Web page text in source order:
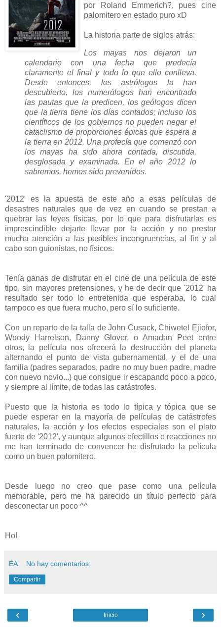
por Roland Emmerich?, pues cine
palomitero en estado puro xD
La historia parte de siglos atrás:
Los mayas nos dejaron un
calendario con una fecha que predecía
claramente el final y todo lo que ello conlleva.
Desde entonces, los astrólogos la han
descubierto, los numerólogos han encontrado
las pautas que la predicen, los geólogos dicen
que la tierra tiene los días contados; incluso los
científicos de los gobiernos no pueden negar el
cataclismo de proporciones épicas que espera a
la tierra en 2012. Una profecía que comenzó con
los mayas ha sido ahora contada, discutida,
desglosada y examinada. En el año 2012 lo
sabremos, hemos sido prevenidos.
'2012' es la apuesta de este año a esas películas de
desastres naturales que de vez en cuando se prestan a
quebrar las leyes físicas, por lo que para disfrutarlas es
imprescindible dejarte llevar por la acción y no prestar
mucha atención a las posibles incongruencias, al fin y al
cabo son guionistas, no físicos.
Tenía ganas de disfrutar en el cine de una película de este
tipo, sin mayores pretensiones, y he de decir que '2012' ha
resultado ser todo lo entretenida que esperaba, lo cual
tampoco es que fuera mucho, pero sí lo suficiente.
Con un reparto de la talla de John Cusack, Chiwetel Ejiofor,
Woody Harrelson, Danny Glover, o Amadan Peet entre
otros, la película nos ofrecerá la destrucción del planeta
alternando el punto de vista gubernamental, y el de una
familia (padres separados, padre no muy buen padre, madre
con nuevo novio...) que consigue ir escapando poco a poco,
y siempre al límite, de todas las catástrofes.
Puesto que la historia es todo lo típica y tópica que se
puede esperar en la mayoría de películas de catástrofes
naturales, la acción y los efectos especiales son el plato
fuerte de '2012', y aunque algunos efectillos o reacciones no
me han terminado de convencer he disfrutado la película
como un buen palomitero.
Desde luego no creo que pase como una película
memorable, pero me ha parecido un título perfecto para
desconectar un poco ^^
Ho!
ÉA No hay comentarios:
Compartir
‹ ›
Inicio